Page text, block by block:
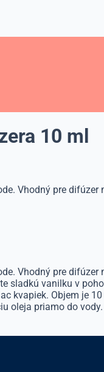
10 ml
Vhodný pre
Vhodný pre
sladkú vanilku v
kvapiek. Objem je
oleja priamo do